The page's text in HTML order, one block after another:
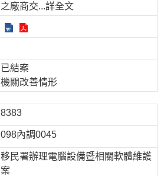
之廠商交...詳全文
已結案
機關改善情形
8383
098內調0045
移民署辦理電腦設備暨相關軟體維護
案